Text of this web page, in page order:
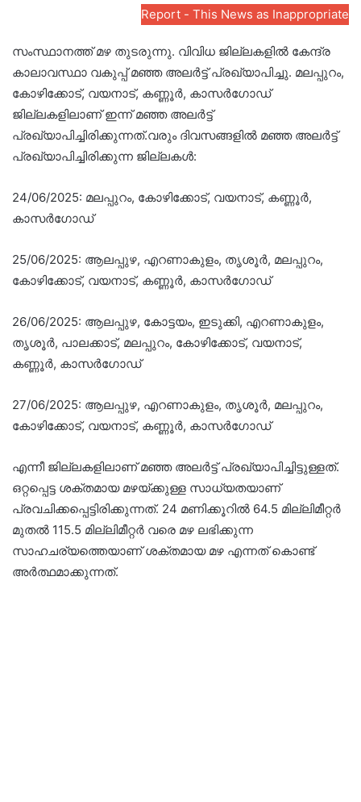
Report - This News as Inappropriate
സംസ്ഥാനത്ത് മഴ തുടരുന്നു. വിവിധ ജില്ലകളിൽ കേന്ദ്ര
കാലാവസ്ഥാ വകുപ്പ് മഞ്ഞ അലർട്ട് പ്രഖ്യാപിച്ചു. മലപ്പുറം,
കോഴിക്കോട്, വയനാട്, കണ്ണൂർ, കാസർഗോഡ്
ജില്ലകളിലാണ് ഇന്ന് മഞ്ഞ അലർട്ട്
പ്രഖ്യാപിച്ചിരിക്കുന്നത്.വരും ദിവസങ്ങളിൽ മഞ്ഞ അലർട്ട്
പ്രഖ്യാപിച്ചിരിക്കുന്ന ജില്ലകൾ:
24/06/2025: മലപ്പുറം, കോഴിക്കോട്, വയനാട്, കണ്ണൂർ,
കാസർഗോഡ്
25/06/2025: ആലപ്പുഴ, എറണാകുളം, തൃശൂർ, മലപ്പുറം,
കോഴിക്കോട്, വയനാട്, കണ്ണൂർ, കാസർഗോഡ്
26/06/2025: ആലപ്പുഴ, കോട്ടയം, ഇടുക്കി, എറണാകുളം,
തൃശൂർ, പാലക്കാട്, മലപ്പുറം, കോഴിക്കോട്, വയനാട്,
കണ്ണൂർ, കാസർഗോഡ്
27/06/2025: ആലപ്പുഴ, എറണാകുളം, തൃശൂർ, മലപ്പുറം,
കോഴിക്കോട്, വയനാട്, കണ്ണൂർ, കാസർഗോഡ്
എന്നീ ജില്ലകളിലാണ് മഞ്ഞ അലർട്ട് പ്രഖ്യാപിച്ചിട്ടുള്ളത്.
ഒറ്റപ്പെട്ട ശക്തമായ മഴയ്ക്കുള്ള സാധ്യതയാണ്
പ്രവചിക്കപ്പെട്ടിരിക്കുന്നത്. 24 മണിക്കൂറിൽ 64.5 മില്ലിമീറ്റർ
മുതൽ 115.5 മില്ലിമീറ്റർ വരെ മഴ ലഭിക്കുന്ന
സാഹചര്യത്തെയാണ് ശക്തമായ മഴ എന്നത് കൊണ്ട്
അർത്ഥമാക്കുന്നത്.